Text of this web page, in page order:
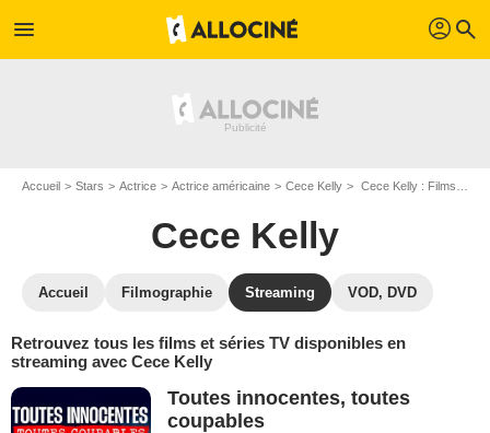
menu profil search
Accueil Stars Actrice Actrice américaine Cece Kelly Cece Kelly : Films et séries online
Cece Kelly
Accueil Filmographie Streaming VOD, DVD
Retrouvez tous les films et séries TV disponibles en
streaming avec Cece Kelly
Toutes innocentes, toutes
coupables